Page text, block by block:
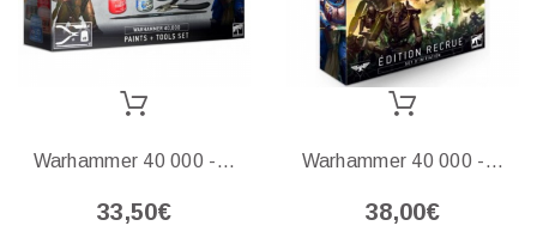
Warhammer 40 000 -...
33,50€
Warhammer 40 000 -...
38,00€